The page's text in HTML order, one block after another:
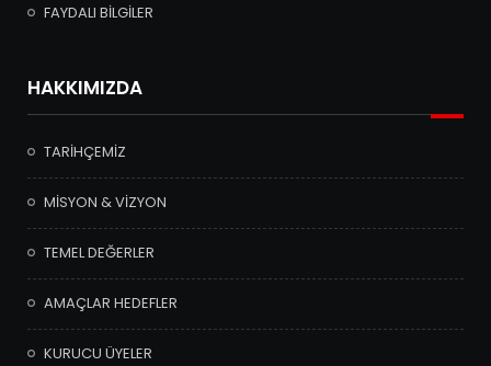
FAYDALI BİLGİLER
HAKKIMIZDA
TARİHÇEMİZ
MİSYON & VİZYON
TEMEL DEĞERLER
AMAÇLAR HEDEFLER
KURUCU ÜYELER